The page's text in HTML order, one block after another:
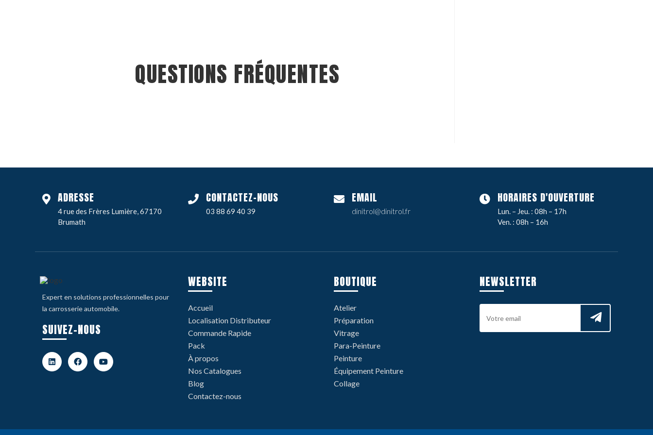
QUESTIONS FRÉQUENTES
ADRESSE
4 rue des Frères Lumière, 67170
Brumath
CONTACTEZ-NOUS
03 88 69 40 39
EMAIL
dinitrol@dinitrol.fr
HORAIRES D'OUVERTURE
Lun. – Jeu. : 08h – 17h
Ven. : 08h – 16h
Expert en solutions professionnelles pour
la carrosserie automobile.
SUIVEZ-NOUS
WEBSITE
Accueil
Localisation Distributeur
Commande Rapide
Pack
À propos
Nos Catalogues
Blog
Contactez-nous
BOUTIQUE
Atelier
Préparation
Vitrage
Para-Peinture
Peinture
Équipement Peinture
Collage
NEWSLETTER